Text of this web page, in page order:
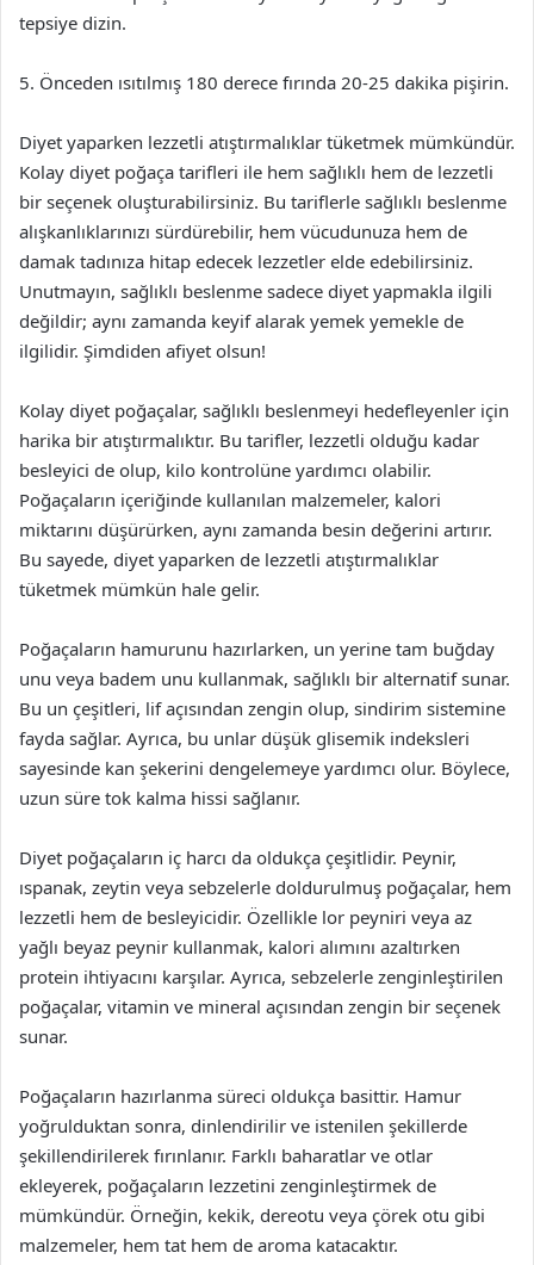
tepsiye dizin.
5. Önceden ısıtılmış 180 derece fırında 20-25 dakika pişirin.
Diyet yaparken lezzetli atıştırmalıklar tüketmek mümkündür.
Kolay diyet poğaça tarifleri ile hem sağlıklı hem de lezzetli
bir seçenek oluşturabilirsiniz. Bu tariflerle sağlıklı beslenme
alışkanlıklarınızı sürdürebilir, hem vücudunuza hem de
damak tadınıza hitap edecek lezzetler elde edebilirsiniz.
Unutmayın, sağlıklı beslenme sadece diyet yapmakla ilgili
değildir; aynı zamanda keyif alarak yemek yemekle de
ilgilidir. Şimdiden afiyet olsun!
Kolay diyet poğaçalar, sağlıklı beslenmeyi hedefleyenler için
harika bir atıştırmalıktır. Bu tarifler, lezzetli olduğu kadar
besleyici de olup, kilo kontrolüne yardımcı olabilir.
Poğaçaların içeriğinde kullanılan malzemeler, kalori
miktarını düşürürken, aynı zamanda besin değerini artırır.
Bu sayede, diyet yaparken de lezzetli atıştırmalıklar
tüketmek mümkün hale gelir.
Poğaçaların hamurunu hazırlarken, un yerine tam buğday
unu veya badem unu kullanmak, sağlıklı bir alternatif sunar.
Bu un çeşitleri, lif açısından zengin olup, sindirim sistemine
fayda sağlar. Ayrıca, bu unlar düşük glisemik indeksleri
sayesinde kan şekerini dengelemeye yardımcı olur. Böylece,
uzun süre tok kalma hissi sağlanır.
Diyet poğaçaların iç harcı da oldukça çeşitlidir. Peynir,
ıspanak, zeytin veya sebzelerle doldurulmuş poğaçalar, hem
lezzetli hem de besleyicidir. Özellikle lor peyniri veya az
yağlı beyaz peynir kullanmak, kalori alımını azaltırken
protein ihtiyacını karşılar. Ayrıca, sebzelerle zenginleştirilen
poğaçalar, vitamin ve mineral açısından zengin bir seçenek
sunar.
Poğaçaların hazırlanma süreci oldukça basittir. Hamur
yoğrulduktan sonra, dinlendirilir ve istenilen şekillerde
şekillendirilerek fırınlanır. Farklı baharatlar ve otlar
ekleyerek, poğaçaların lezzetini zenginleştirmek de
mümkündür. Örneğin, kekik, dereotu veya çörek otu gibi
malzemeler, hem tat hem de aroma katacaktır.